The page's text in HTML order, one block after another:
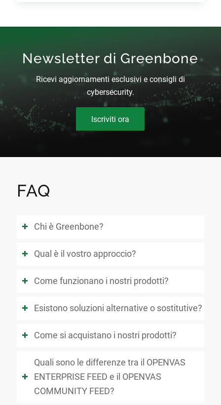
Newsletter di Greenbone
Ricevi aggiornamenti esclusivi e consigli di
cybersecurity.
Iscriviti ora
FAQ
Chi è Greenbone?
Qual è il vostro approccio?
Come funzionano i nostri prodotti?
Esistono soluzioni alternative o sostitutive?
Come si acquistano i nostri prodotti?
Quali sono le differenze tra il OPENVAS
ENTERPRISE FEED e il OPENVAS
COMMUNITY FEED?